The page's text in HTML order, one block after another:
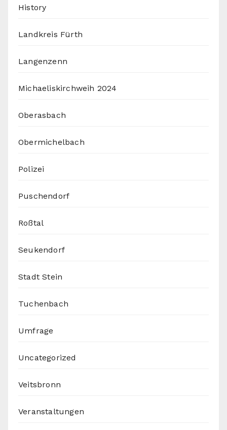
History
Landkreis Fürth
Langenzenn
Michaeliskirchweih 2024
Oberasbach
Obermichelbach
Polizei
Puschendorf
Roßtal
Seukendorf
Stadt Stein
Tuchenbach
Umfrage
Uncategorized
Veitsbronn
Veranstaltungen